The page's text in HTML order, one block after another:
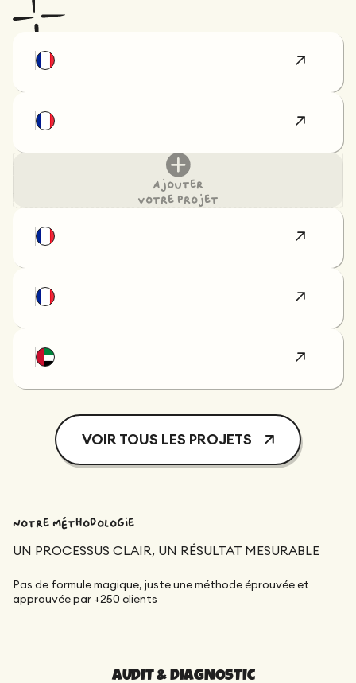
Ajouter
votre projet
VOIR TOUS LES PROJETS
Notre méthodologie
UN PROCESSUS CLAIR, UN RÉSULTAT MESURABLE
Pas de formule magique, juste une méthode éprouvée et
approuvée par +250 clients
AUDIT & DIAGNOSTIC